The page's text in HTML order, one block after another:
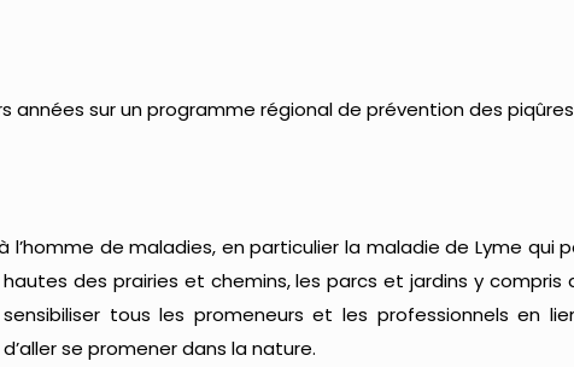
années sur un programme régional de prévention des
de maladies, en particulier la maladie de Lyme
des prairies et chemins, les parcs et jardins y
tous les promeneurs et les professionnels en
se promener dans la nature.